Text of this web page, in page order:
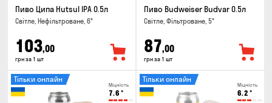
Пиво Ципа Hutsul IPA 0.5л
Світле, Нефільтроване, 6°
103,00
грн за 1 шт
Пиво Budweiser Budvar 0.5л
Світле, Фільтроване, 5°
87,00
грн за 1 шт
Міцність
7.6 °
Тільки онлайн
Міцність
6.2 °
Тільки онлайн